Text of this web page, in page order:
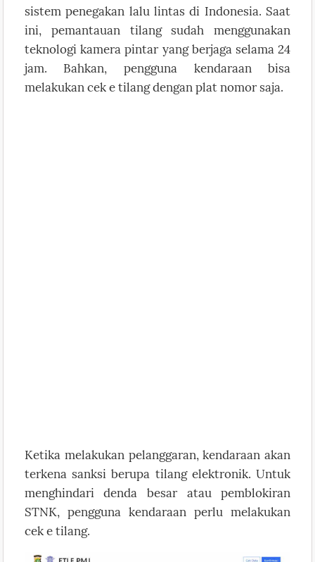
sistem penegakan lalu lintas di Indonesia. Saat
ini, pemantauan tilang sudah menggunakan
teknologi kamera pintar yang berjaga selama 24
jam. Bahkan, pengguna kendaraan bisa
melakukan cek e tilang dengan plat nomor saja.
Ketika melakukan pelanggaran, kendaraan akan
terkena sanksi berupa tilang elektronik. Untuk
menghindari denda besar atau pemblokiran
STNK, pengguna kendaraan perlu melakukan
cek e tilang.